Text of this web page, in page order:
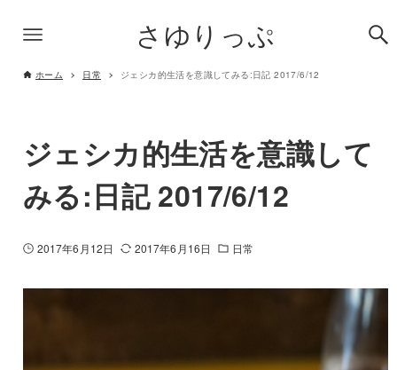
さゆりっぷ
ホーム 日常 ジェシカ的生活を意識してみる:日記 2017/6/12
ジェシカ的生活を意識して
みる:日記 2017/6/12
2017年6月12日 2017年6月16日 日常